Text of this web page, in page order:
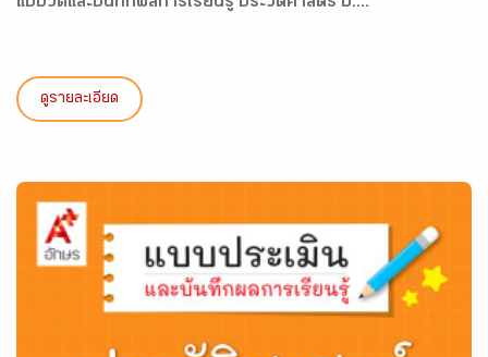
แบบวัดและบันทึกผลการเรียนรู้ ประวัติศาสตร์ ป....
ดูรายละเอียด